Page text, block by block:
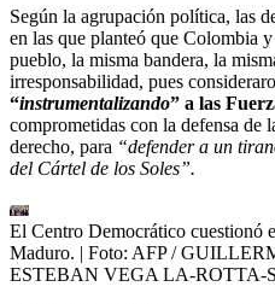
Según la agrupación política, las
en las que planteó que Colombia
pueblo, la misma bandera, la
irresponsabilidad, pues
“instrumentalizando” a las
comprometidas con la defensa de
derecho, para “defender a un
del Cártel de los Soles”.
El Centro Democrático cuestionó
Maduro. | Foto: AFP /
ESTEBAN VEGA LA-ROTTA-